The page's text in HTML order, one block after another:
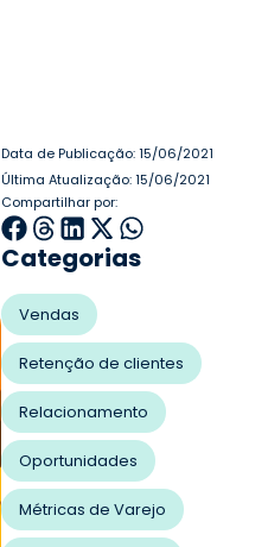
Data de Publicação: 15/06/2021
Última Atualização: 15/06/2021
Compartilhar por:
Categorias
Vendas
Retenção de clientes
Relacionamento
Oportunidades
Métricas de Varejo